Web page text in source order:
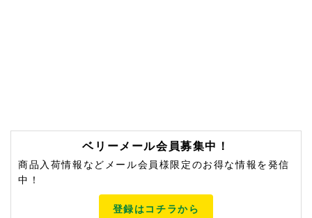
ベリーメール会員募集中！
商品入荷情報などメール会員様限定のお得な情報を発信
中！
登録はコチラから